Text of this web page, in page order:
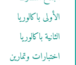
الأولى باكالوريا
الثانية باكالوريا
اختبارات وتمارين